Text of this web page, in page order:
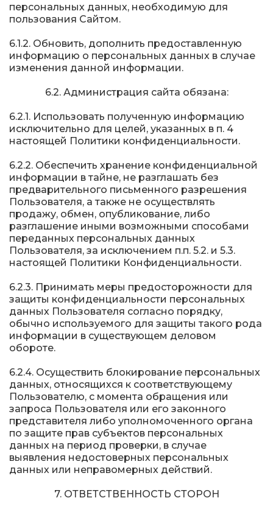
персональных данных, необходимую для
пользования Сайтом.
6.1.2. Обновить, дополнить предоставленную
информацию о персональных данных в случае
изменения данной информации.
6.2. Администрация сайта обязана:
6.2.1. Использовать полученную информацию
исключительно для целей, указанных в п. 4
настоящей Политики конфиденциальности.
6.2.2. Обеспечить хранение конфиденциальной
информации в тайне, не разглашать без
предварительного письменного разрешения
Пользователя, а также не осуществлять
продажу, обмен, опубликование, либо
разглашение иными возможными способами
переданных персональных данных
Пользователя, за исключением п.п. 5.2. и 5.3.
настоящей Политики Конфиденциальности.
6.2.3. Принимать меры предосторожности для
защиты конфиденциальности персональных
данных Пользователя согласно порядку,
обычно используемого для защиты такого рода
информации в существующем деловом
обороте.
6.2.4. Осуществить блокирование персональных
данных, относящихся к соответствующему
Пользователю, с момента обращения или
запроса Пользователя или его законного
представителя либо уполномоченного органа
по защите прав субъектов персональных
данных на период проверки, в случае
выявления недостоверных персональных
данных или неправомерных действий.
7. ОТВЕТСТВЕННОСТЬ СТОРОН